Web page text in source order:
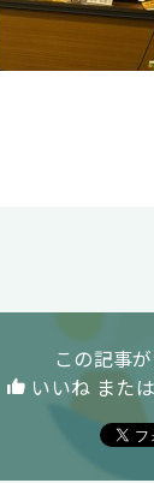
この記事
いいね また